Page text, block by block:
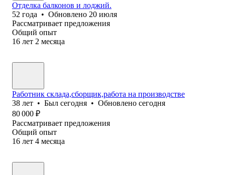
Отделка балконов и лоджий.
52 года • Обновлено 20 июля
Рассматривает предложения
Общий опыт
16 лет 2 месяца
Работник склада,сборщик,работа на производстве
38 лет • Был сегодня • Обновлено сегодня
80 000 ₽
Рассматривает предложения
Общий опыт
16 лет 4 месяца